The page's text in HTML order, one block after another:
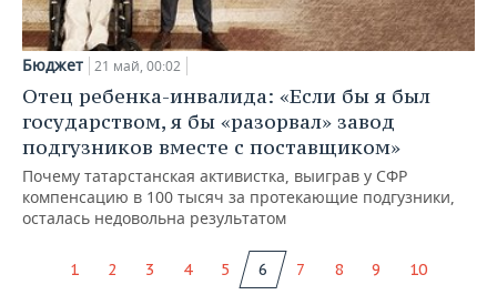
Бюджет 21 май, 00:02
Отец ребенка-инвалида: «Если бы я был
государством, я бы «разорвал» завод
подгузников вместе с поставщиком»
Почему татарстанская активистка, выиграв у СФР
компенсацию в 100 тысяч за протекающие подгузники,
осталась недовольна результатом
1 2 3 4 5 6 7 8 9 10